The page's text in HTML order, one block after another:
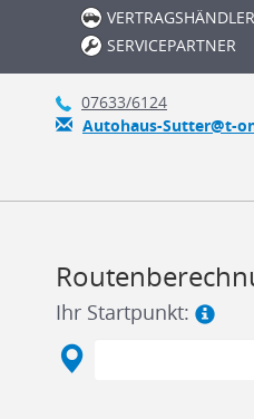
VERTRAGSHÄNDLER
SERVICEPARTNER
07633/6124
Autohaus-Sutter@t-
Ihr Startpunkt: